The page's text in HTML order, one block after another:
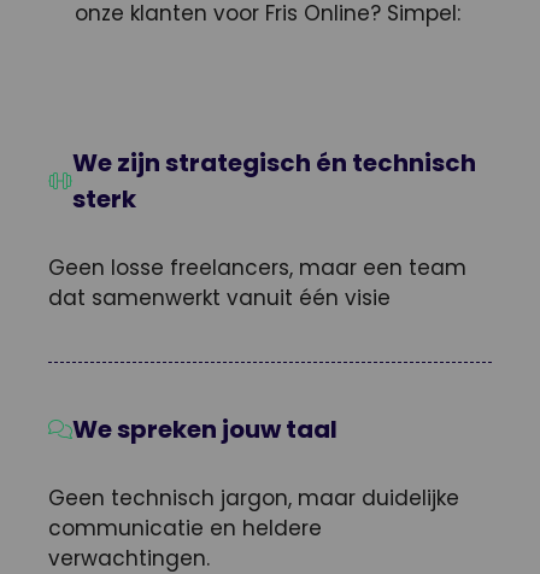
onze klanten voor Fris Online? Simpel:
We zijn strategisch én technisch
sterk
Geen losse freelancers, maar een team
dat samenwerkt vanuit één visie
We spreken jouw taal
Geen technisch jargon, maar duidelijke
communicatie en heldere
verwachtingen.